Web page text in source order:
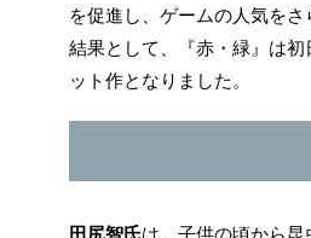
を促進し、ゲームの人気をさ
結果として、『赤・緑』は
ット作となりました。